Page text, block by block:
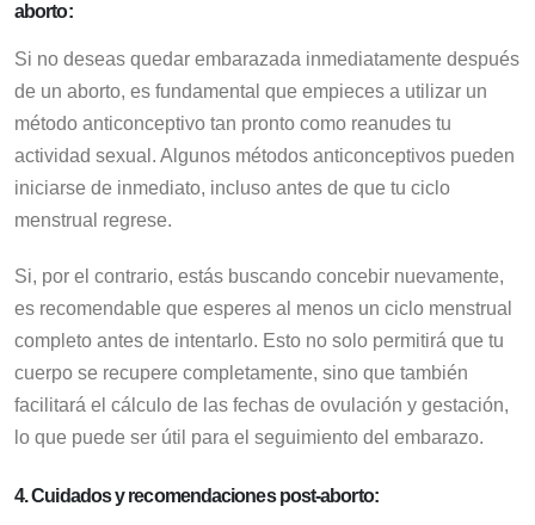
aborto:
Si no deseas quedar embarazada inmediatamente después
de un aborto, es fundamental que empieces a utilizar un
método anticonceptivo tan pronto como reanudes tu
actividad sexual. Algunos métodos anticonceptivos pueden
iniciarse de inmediato, incluso antes de que tu ciclo
menstrual regrese.
Si, por el contrario, estás buscando concebir nuevamente,
es recomendable que esperes al menos un ciclo menstrual
completo antes de intentarlo. Esto no solo permitirá que tu
cuerpo se recupere completamente, sino que también
facilitará el cálculo de las fechas de ovulación y gestación,
lo que puede ser útil para el seguimiento del embarazo.
4.Cuidados y recomendaciones post-aborto: